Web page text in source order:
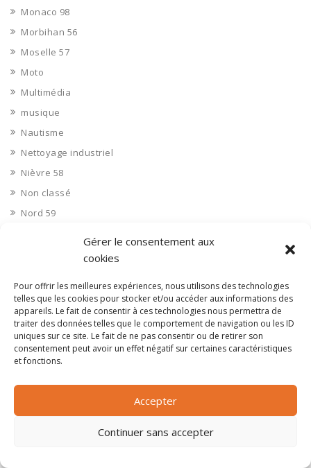
Gérer le consentement aux
cookies
Pour offrir les meilleures expériences, nous utilisons des technologies
telles que les cookies pour stocker et/ou accéder aux informations des
appareils. Le fait de consentir à ces technologies nous permettra de
traiter des données telles que le comportement de navigation ou les ID
uniques sur ce site. Le fait de ne pas consentir ou de retirer son
consentement peut avoir un effet négatif sur certaines caractéristiques
et fonctions.
Accepter
Continuer sans accepter
Monaco 98
Morbihan 56
Moselle 57
Moto
Multimédia
musique
Nautisme
Nettoyage industriel
Nièvre 58
Non classé
Nord 59
Oise 60
Opérateur télécom
Opérateurs télécom
Optique
Ouvrages d’art
Paramédical, compléments alimentaires